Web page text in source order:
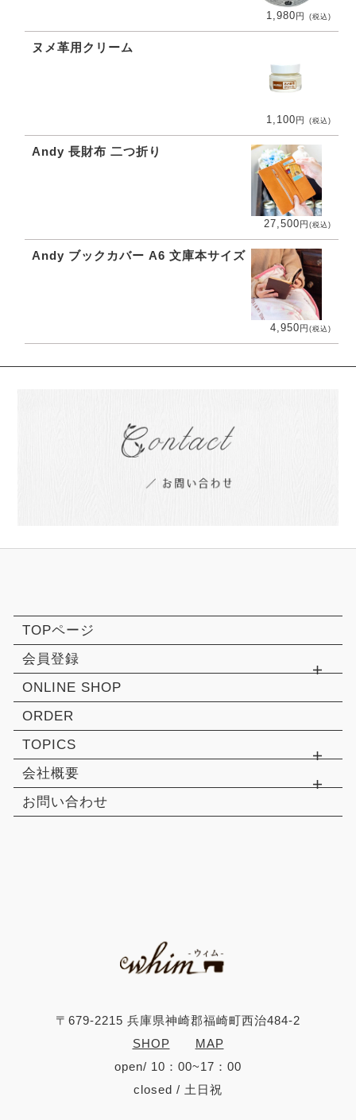
1,980円 (税込)
ヌメ革用クリーム
1,100円 (税込)
Andy 長財布 二つ折り
27,500円 (税込)
Andy ブックカバー A6 文庫本サイズ
4,950円 (税込)
〒679-2215 兵庫県神崎郡福崎町西治484-2
SHOP
MAP
open/ 10：00~17：00
closed / 土日祝
TOPページ
会員登録
ONLINE SHOP
ORDER
TOPICS
会社概要
お問い合わせ